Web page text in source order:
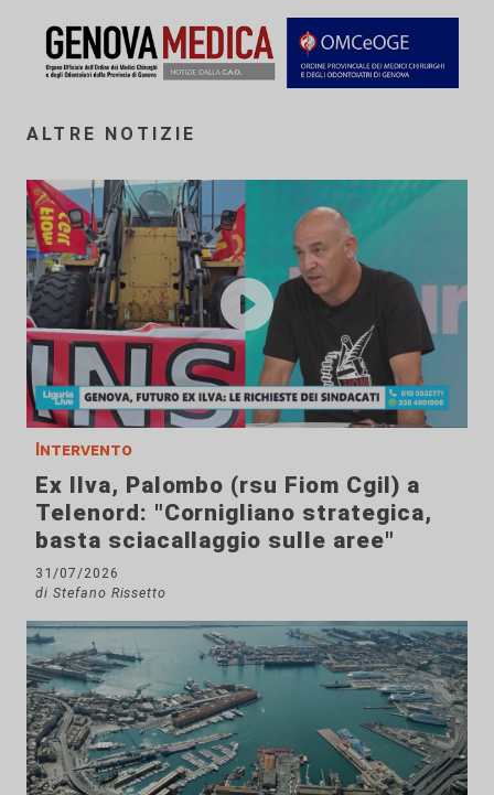
ALTRE NOTIZIE
Intervento
Ex Ilva, Palombo (rsu Fiom Cgil) a
Telenord: "Cornigliano strategica,
basta sciacallaggio sulle aree"
31/07/2026
di Stefano Rissetto